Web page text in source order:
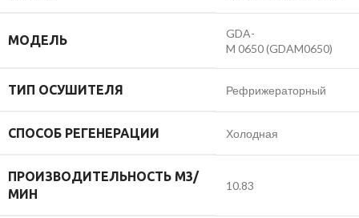
МОДЕЛЬ
GDA-
M 0650 (GDAM0650)
ТИП ОСУШИТЕЛЯ Рефрижераторный
СПОСОБ РЕГЕНЕРАЦИИ Холодная
ПРОИЗВОДИТЕЛЬНОСТЬ М3/
МИН
10.83